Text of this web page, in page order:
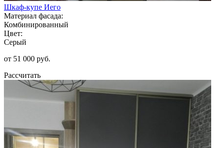
Шкаф-купе Иего
Материал фасада:
Комбинированный
Цвет:
Серый
от 51 000 руб.
Рассчитать